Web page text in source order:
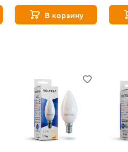
В корзину